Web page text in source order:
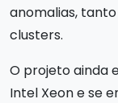
anomalias,
clusters.
O projeto ainda
Intel Xeon e se